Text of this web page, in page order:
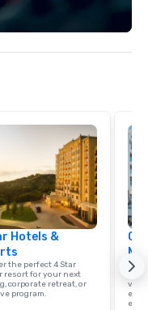
Hotels &
the perfect 4 Star
resort for your next
corporate retreat, or
program.